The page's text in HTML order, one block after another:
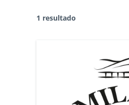
1 resultado